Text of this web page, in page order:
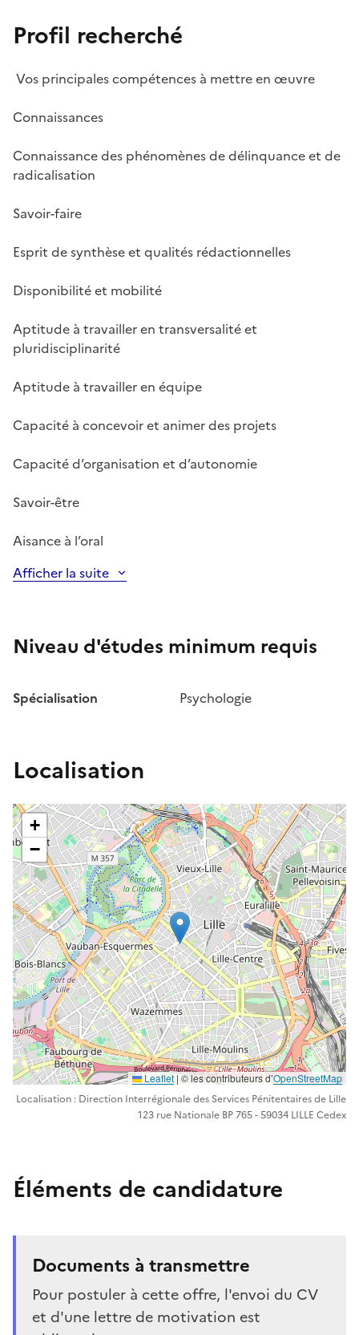
Profil recherché
Vos principales compétences à mettre en œuvre
Connaissances
Connaissance des phénomènes de délinquance et de
radicalisation
Savoir-faire
Esprit de synthèse et qualités rédactionnelles
Disponibilité et mobilité
Aptitude à travailler en transversalité et
pluridisciplinarité
Aptitude à travailler en équipe
Capacité à concevoir et animer des projets
Capacité d’organisation et d’autonomie
Savoir-être
Aisance à l’oral
Afficher la suite
Niveau d'études minimum requis
Spécialisation Psychologie
Localisation
+
−
Leaflet| ©️️ les contributeurs d’OpenStreetMap
Localisation : Direction Interrégionale des Services Pénitentaires de Lille
123 rue Nationale BP 765 - 59034 LILLE Cedex
Éléments de candidature
Documents à transmettre
Pour postuler à cette offre, l'envoi du CV
et d'une lettre de motivation est